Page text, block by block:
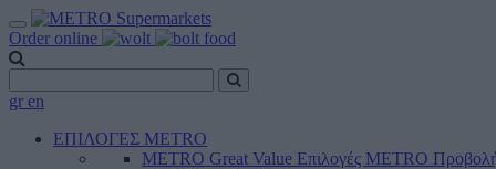
Order online
gr en
ΕΠΙΛΟΓΕΣ METRO
METRO Great Value Επιλογές METRO